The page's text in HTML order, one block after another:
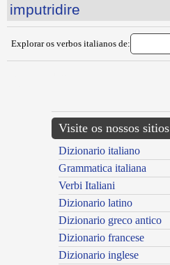
imputridire
Explorar os verbos italianos de:
Visite os nossos sitios
Dizionario italiano
Grammatica italiana
Verbi Italiani
Dizionario latino
Dizionario greco antico
Dizionario francese
Dizionario inglese